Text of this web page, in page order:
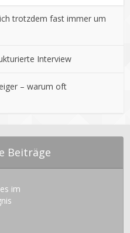
trotzdem fast immer um
Interview
– warum oft
Beiträge
im